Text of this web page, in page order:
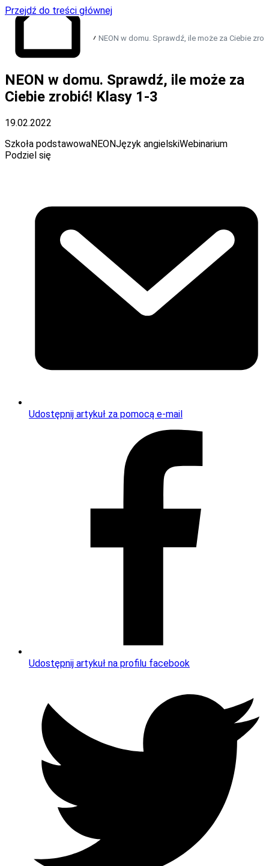
Przejdź do treści głównej
Przejdź do strony
głównej
NEON w domu. Sprawdź, ile może za Ciebie
NEON w domu. Sprawdź, ile może za
Ciebie zrobić! Klasy 1-3
19.02.2022
Szkoła podstawowaNEONJęzyk angielskiWebinarium
Podziel się
Udostępnij artykuł za pomocą e-mail
Udostępnij artykuł na profilu facebook